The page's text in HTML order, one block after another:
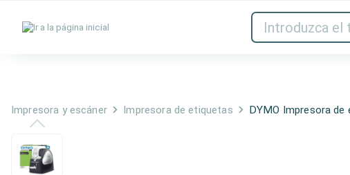
Red Audio y
Impresora y escáner Impresora de etiquetas DYMO Impresora